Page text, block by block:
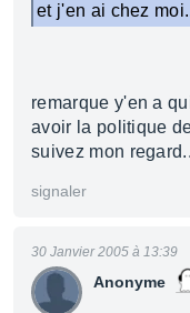
et j'en ai chez
remarque y'en a
avoir la politique
suivez mon
signaler
Anonyme
30 Janvier 2005 à 13:39